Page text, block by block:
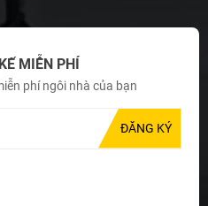
MIỄN PHÍ
phí ngôi nhà của bạn